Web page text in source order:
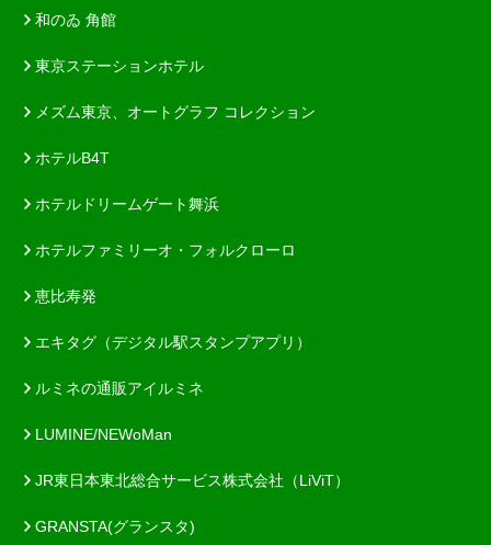
和のゐ 角館
東京ステーションホテル
メズム東京、オートグラフ コレクション
ホテルB4T
ホテルドリームゲート舞浜
ホテルファミリーオ・フォルクローロ
恵比寿発
エキタグ（デジタル駅スタンプアプリ）
ルミネの通販アイルミネ
LUMINE/NEWoMan
JR東日本東北総合サービス株式会社（LiViT）
GRANSTA(グランスタ)